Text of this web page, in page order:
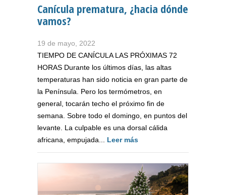
Canícula prematura, ¿hacia dónde
vamos?
19 de mayo, 2022
TIEMPO DE CANÍCULA LAS PRÓXIMAS 72
HORAS Durante los últimos días, las altas
temperaturas han sido noticia en gran parte de
la Península. Pero los termómetros, en
general, tocarán techo el próximo fin de
semana. Sobre todo el domingo, en puntos del
levante. La culpable es una dorsal cálida
africana, empujada... Leer más